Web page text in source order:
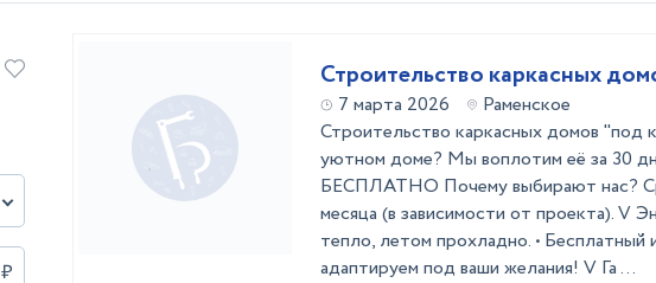
Строительство каркасных
7 марта 2026
Раменское
Строительство каркасных домов
уютном доме? Мы воплотим её за 30
БЕСПЛАТНО Почему выбирают нас?
месяца (в зависимости от проекта). V
тепло, летом прохладно. • Бесплатный
адаптируем под ваши желания! V Га ...